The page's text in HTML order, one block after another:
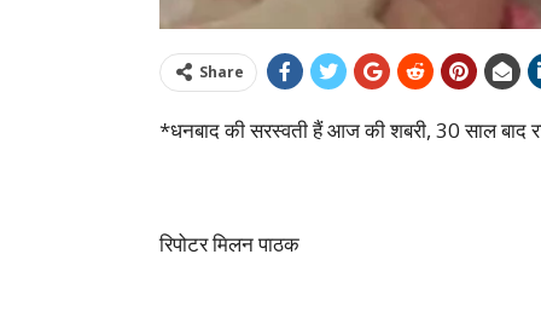
Share
*धनबाद की सरस्वती हैं आज की शबरी, 30 साल बाद
रिपोटर मिलन पाठक